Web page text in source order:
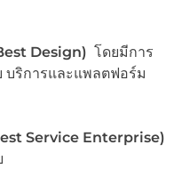
Design) โดยมีการ
บริการและแพลตฟอร์ม
Service Enterprise)